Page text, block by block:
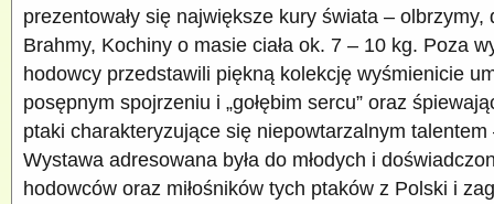
prezentowały się największe kury świata – olbrzymy,
Brahmy, Kochiny o masie ciała ok. 7 – 10 kg. Poza
hodowcy przedstawili piękną kolekcję wyśmienicie
posępnym spojrzeniu i „gołębim sercu” oraz
ptaki charakteryzujące się niepowtarzalnym talentem
Wystawa adresowana była do młodych i
hodowców oraz miłośników tych ptaków z Polski i